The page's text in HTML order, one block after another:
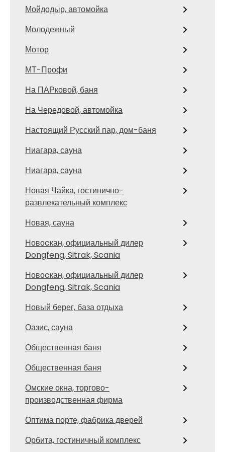
Мойдодыр, автомойка
Молодежный
Мотор
МТ-Профи
На ПАРковой, баня
На Чередовой, автомойка
Настоящий Русский пар, дом-баня
Ниагара, сауна
Ниагара, сауна
Новая Чайка, гостинично-
развлекательный комплекс
Новая, сауна
Новоcкан, официальный дилер
Dongfeng, Sitrak, Scania
Новоcкан, официальный дилер
Dongfeng, Sitrak, Scania
Новый берег, база отдыха
Оазис, сауна
Общественная баня
Общественная баня
Омские окна, торгово-
производственная фирма
Оптима порте, фабрика дверей
Орбита, гостиничный комплекс